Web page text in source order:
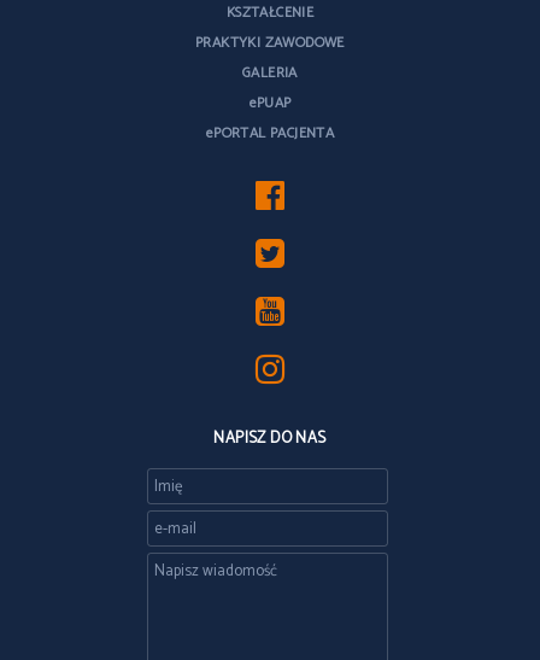
KSZTAŁCENIE
PRAKTYKI ZAWODOWE
GALERIA
ePUAP
ePORTAL PACJENTA
NAPISZ DO NAS